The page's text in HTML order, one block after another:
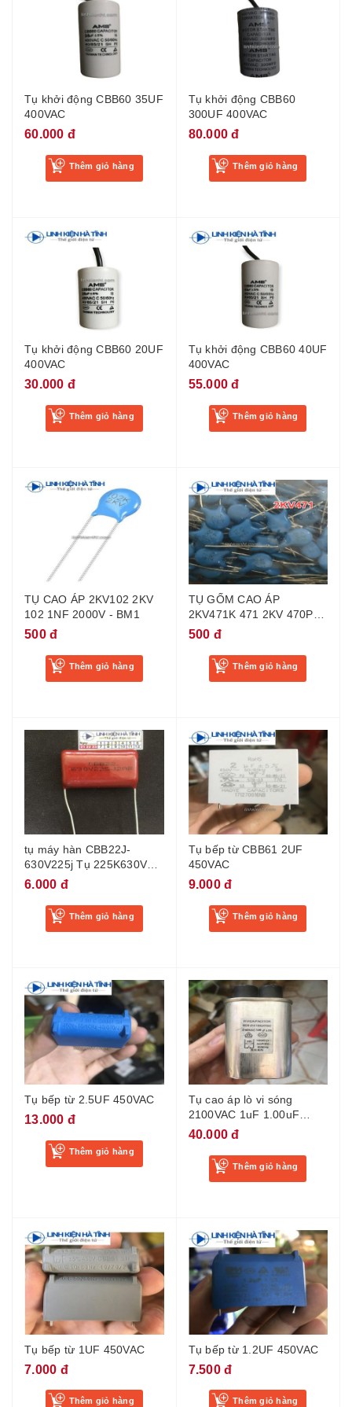
Tụ khởi động CBB60 35UF
400VAC
60.000 đ
Thêm giỏ hàng
Tụ khởi động CBB60
300UF 400VAC
80.000 đ
Thêm giỏ hàng
Tụ khởi động CBB60 20UF
400VAC
30.000 đ
Thêm giỏ hàng
Tụ khởi động CBB60 40UF
400VAC
55.000 đ
Thêm giỏ hàng
TỤ CAO ÁP 2KV102 2KV
102 1NF 2000V - BM1
500 đ
Thêm giỏ hàng
TỤ GỐM CAO ÁP
2KV471K 471 2KV 470P
2000V - BI1
500 đ
Thêm giỏ hàng
tụ máy hàn CBB22J-
630V225j Tụ 225K630V
225j 630V mới chân 25mm
6.000 đ
Thêm giỏ hàng
Tụ bếp từ CBB61 2UF
450VAC
9.000 đ
Thêm giỏ hàng
Tụ bếp từ 2.5UF 450VAC
13.000 đ
Thêm giỏ hàng
Tụ cao áp lò vi sóng
2100VAC 1uF 1.00uF
2K1V chất lượng cao
40.000 đ
Thêm giỏ hàng
Tụ bếp từ 1UF 450VAC
7.000 đ
Thêm giỏ hàng
Tụ bếp từ 1.2UF 450VAC
7.500 đ
Thêm giỏ hàng